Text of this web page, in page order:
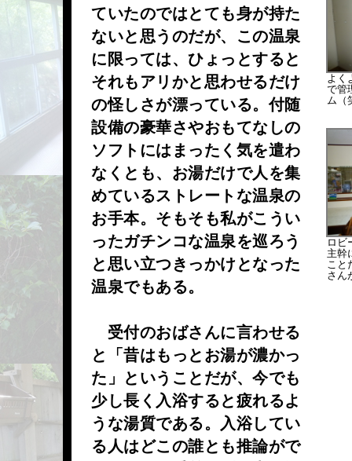
ていたのではとても身が持た
ないと思うのだが、この温泉
に限っては、ひょっとすると
それもアリかと思わせるだけ
の怪しさが漂っている。付随
設備の豪華さやおもてなしの
ソフトにはまったく気を遣わ
なくとも、お湯だけで人を集
めているストレートな温泉の
お手本。そもそも私がこうい
ったガチンコな温泉を巡ろう
と思い立つきっかけとなった
温泉でもある。
受付のおばさんに言わせる
と「昔はもっとお湯が濃かっ
た」ということだが、今でも
少し長く入浴すると疲れるよ
うな湯質である。入浴してい
る人はどこの誰とも推論がで
よく
で管
ム（
ロビ
主幹
こと
さん